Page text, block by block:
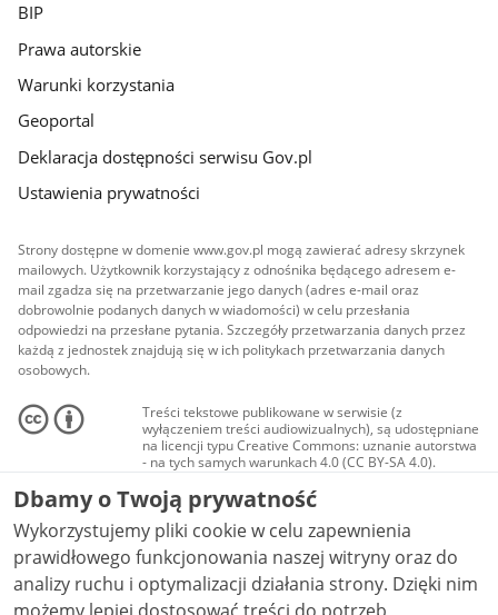
BIP
Prawa autorskie
Warunki korzystania
Geoportal
Deklaracja dostępności serwisu Gov.pl
Ustawienia prywatności
Strony dostępne w domenie www.gov.pl mogą zawierać adresy skrzynek
mailowych. Użytkownik korzystający z odnośnika będącego adresem e-
mail zgadza się na przetwarzanie jego danych (adres e-mail oraz
dobrowolnie podanych danych w wiadomości) w celu przesłania
odpowiedzi na przesłane pytania. Szczegóły przetwarzania danych przez
każdą z jednostek znajdują się w ich politykach przetwarzania danych
osobowych.
Treści tekstowe publikowane w serwisie (z
wyłączeniem treści audiowizualnych), są udostępniane
na licencji typu Creative Commons: uznanie autorstwa
- na tych samych warunkach 4.0 (CC BY-SA 4.0).
Materiały audiowizualne, w tym zdjęcia, materiały
audio i wideo, są udostępniane na licencji typu
Creative Commons: uznanie autorstwa użycie
niekomercyjne - bez utworów zależnych 4.0 (CC BY-
NC-ND 4.0), o ile nie jest to stwierdzone inaczej.
Dbamy o Twoją prywatność
Wykorzystujemy pliki cookie w celu zapewnienia
prawidłowego funkcjonowania naszej witryny oraz do
analizy ruchu i optymalizacji działania strony. Dzięki nim